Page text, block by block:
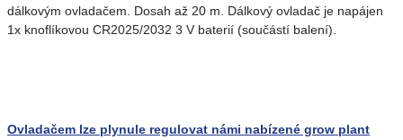
dálkovým ovladačem. Dosah až 20 m. Dálkový ovladač je napájen
1x knoflíkovou CR2025/2032 3 V baterií (součástí balení).
Ovladačem lze plynule regulovat námi nabízené grow plant